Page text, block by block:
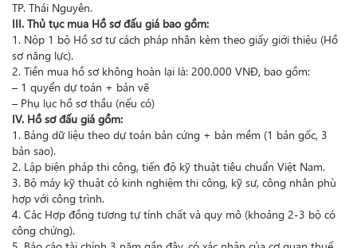
TP. Thái Nguyên.
III. Thủ tục mua Hồ sơ đấu giá bao gồm:
1. Nộp 1 bộ Hồ sơ tư cách pháp nhân kèm theo giấy giới thiệu (Hồ
sơ năng lực).
2. Tiền mua hồ sơ không hoàn lại là: 200.000 VNĐ, bao gồm:
– 1 quyển dự toán + bản vẽ
– Phụ lục hồ sơ thầu (nếu có)
IV. Hồ sơ đấu giá gồm:
1. Bảng dữ liệu theo dự toán bản cứng + bản mềm (1 bản gốc, 3
bản sao).
2. Lập biện pháp thi công, tiến độ kỹ thuật tiêu chuẩn Việt Nam.
3. Bộ máy kỹ thuật có kinh nghiệm thi công, kỹ sư, công nhân phù
hợp với công trình.
4. Các Hợp đồng tương tự tính chất và quy mô (khoảng 2-3 bộ có
công chứng).